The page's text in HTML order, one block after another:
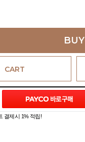
BUY
CART
결제시 1% 적립!